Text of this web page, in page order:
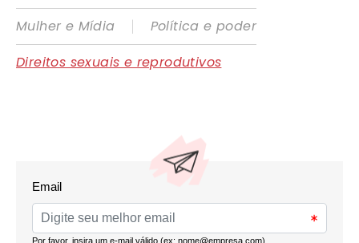
Mulher e Mídia
|
Política e poder
Direitos sexuais e reprodutivos